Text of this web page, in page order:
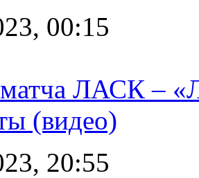
00:15
ЛАСК –
(видео)
20:55